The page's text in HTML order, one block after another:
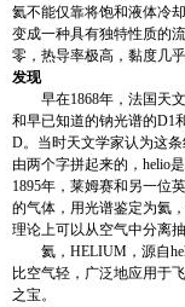
氦不能仅靠将饱和液体冷
变成一种具有独特性质的
零，热导率极高，黏度几
发现
早在1868年，法国天文
和早已知道的钠光谱的D1
D。当时天文学家认为这
由两个字拼起来的，helio
1895年，莱姆赛和另一位
的气体，用光谱鉴定为氦
理论上可以从空气中分离
氦，HELIUM，源自
比空气轻，广泛地应用于
之宝。